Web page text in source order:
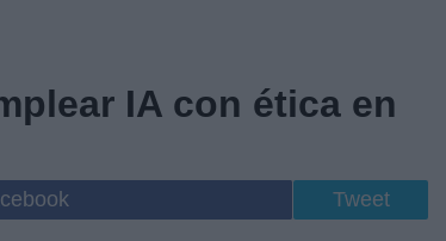
IA con ética en
Tweet